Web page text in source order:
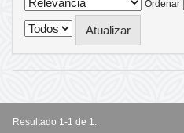
Ordenar
Resultado 1-1 de 1.